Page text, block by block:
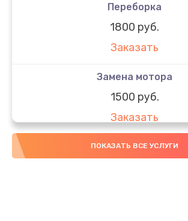
Переборка
1800 руб.
Заказать
Замена мотора
1500 руб.
Заказать
Замена рамы
ПОКАЗАТЬ ВСЕ УСЛУГИ